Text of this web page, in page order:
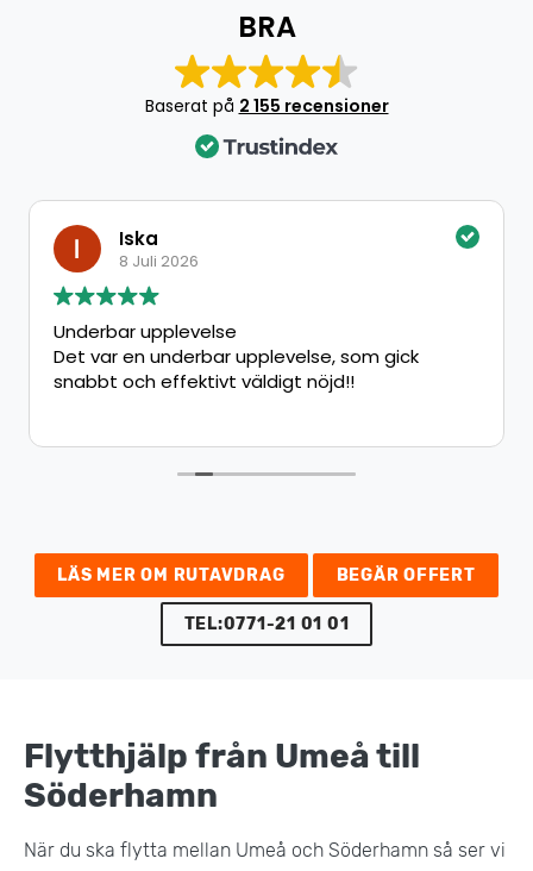
BRA
Baserat på 2 155 recensioner
Iska
8 Juli 2026
Underbar upplevelse
Det var en underbar upplevelse, som gick
snabbt och effektivt väldigt nöjd!!
LÄS MER OM RUTAVDRAG BEGÄR OFFERT
TEL:0771-21 01 01
Flytthjälp från Umeå till
Söderhamn
När du ska flytta mellan Umeå och Söderhamn så ser vi